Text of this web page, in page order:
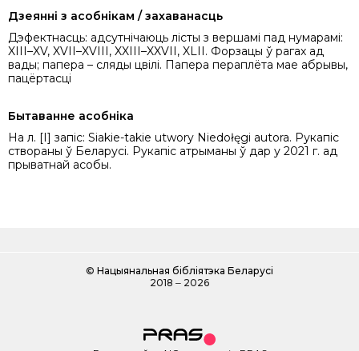
Дзеянні з асобнікам / захаванасць
Дэфектнасць: адсутнічаюць лісты з вершамі пад нумарамі:
XIII–XV, XVII–XVIII, XXIII–XXVII, XLII. Форзацы ў рагах ад
вады; папера – сляды цвілі. Папера пераплёта мае абрывы,
пацёртасці
Бытаванне асобніка
На л. [I] запіс: Siakie-takie utwory Niedołęgi autora. Рукапіс
створаны ў Беларусі. Рукапіс атрыманы ў дар у 2021 г. ад
прыватнай асобы.
© Нацыянальная бібліятэка Беларусі
2018 ‒ 2026